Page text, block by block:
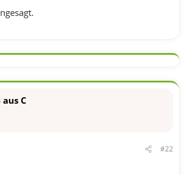
aus C
#22